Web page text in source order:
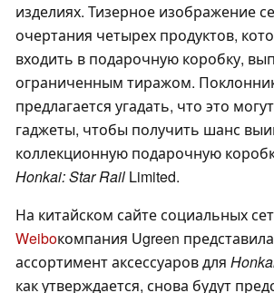
изделиях. Тизерное изображение
очертания четырех продуктов,
входить в подарочную коробку,
ограниченным тиражом.
предлагается угадать, что это
гаджеты, чтобы получить шанс
коллекционную подарочную
Honkai: Star Rail Limited.
На китайском сайте социальных
Weiboкомпания Ugreen
ассортимент аксессуаров для
как утверждается, снова будут